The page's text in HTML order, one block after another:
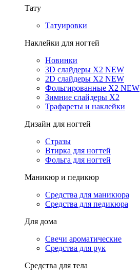
Тату
Татуировки
Наклейки для ногтей
Новинки
3D слайдеры X2 NEW
2D слайдеры X2 NEW
Фольгированные X2 NEW
Зимние слайдеры Х2
Трафареты и наклейки
Дизайн для ногтей
Стразы
Втирка для ногтей
Фольга для ногтей
Маникюр и педикюр
Средства для маникюра
Средства для педикюра
Для дома
Свечи ароматические
Средства для рук
Средства для тела